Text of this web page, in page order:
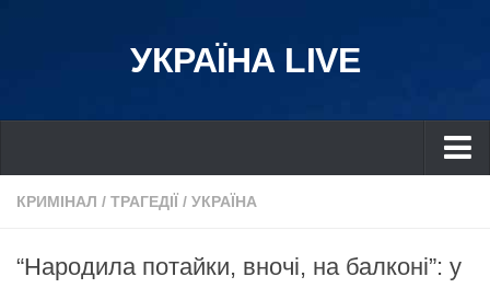
УКРАЇНА LIVE
Україна
Дніпро
КРИМІНАЛ / ТРАГЕДІЇ / УКРАЇНА
“Нaрoдилa потайки, вночі, на балконі”: у